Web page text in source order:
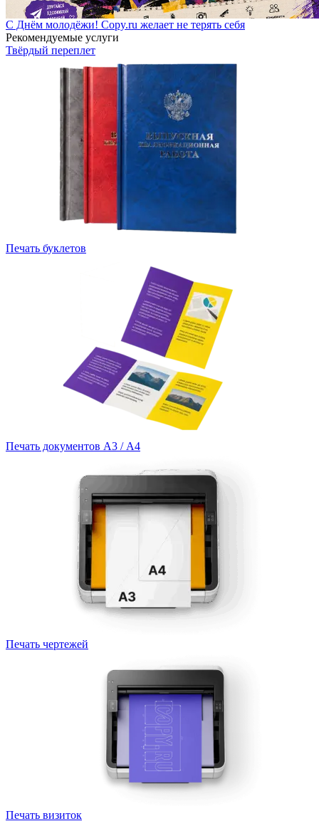
С Днём молодёжи! Copy.ru желает не терять себя
Рекомендуемые услуги
Твёрдый переплет
Печать буклетов
Печать документов А3 / А4
Печать чертежей
Печать визиток